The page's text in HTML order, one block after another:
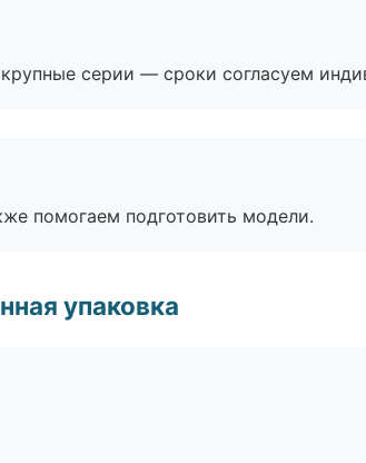
серии — сроки согласуем
помогаем подготовить модели.
упаковка